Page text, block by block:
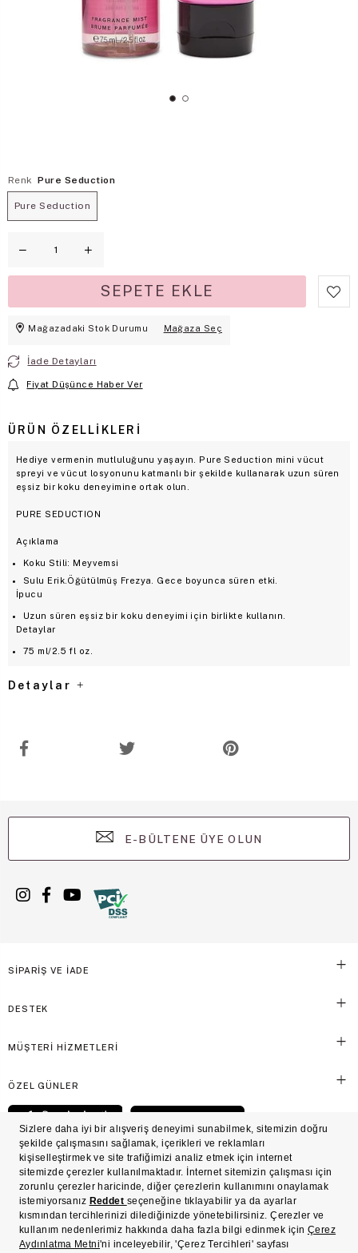
Renk Pure Seduction
Pure Seduction
Mağazadaki Stok Durumu Mağaza Seç
İade Detayları
Fiyat Düşünce Haber Ver
ÜRÜN ÖZELLIKLERI
Hediye vermenin mutluluğunu yaşayın. Pure Seduction mini vücut
spreyi ve vücut losyonunu katmanlı bir şekilde kullanarak uzun süren
eşsiz bir koku deneyimine ortak olun.
PURE SEDUCTION
Açıklama
Koku Stili: Meyvemsi
Sulu Erik.Öğütülmüş Frezya. Gece boyunca süren etki.
İpucu
Uzun süren eşsiz bir koku deneyimi için birlikte kullanın.
Detaylar
75 ml/2.5 fl oz.
Detaylar
E-BÜLTENE ÜYE OLUN
SİPARİŞ VE İADE
DESTEK
MÜŞTERİ HİZMETLERİ
ÖZEL GÜNLER
© Victoria's Secret Shaya Mağazacılık A.Ş. Franchise lisansı aracılığıyla işletilen ticari
markasıdır. Her hakkı saklıdır.
Süreç Bazlı Müşteri Aydınlatma Metni
Üyelik ve Gizlilik Sözleşmesi
İşlem Rehberi